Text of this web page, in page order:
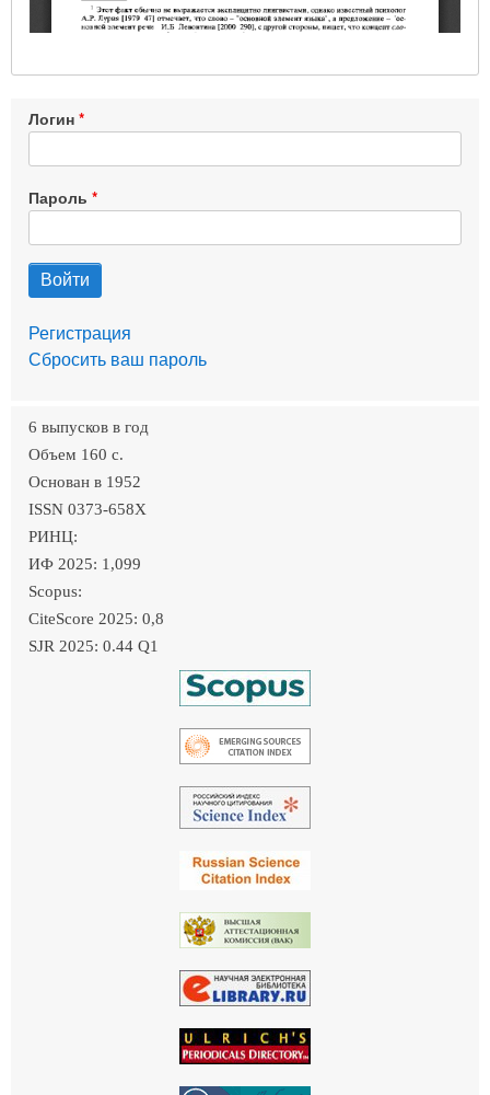
Логин
Пароль
Регистрация
Сбросить ваш пароль
6 выпусков в год
Объем 160 c.
Основан в 1952
ISSN 0373-658X
РИНЦ:
ИФ 2025: 1,099
Scopus:
CiteScore 2025: 0,8
SJR 2025: 0.44 Q1